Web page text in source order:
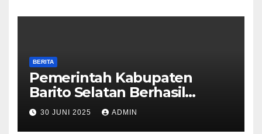
BERITA
Pemerintah Kabupaten
Barito Selatan Berhasil
Meraih Kembali Opini Wajar
Tanpa Pengecualian (WTP)
30 JUNI 2025 ADMIN